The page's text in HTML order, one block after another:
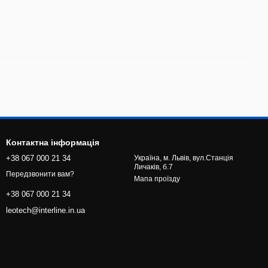
Контактна інформація
+38 067 000 21 34
Передзвонити вам?
+38 067 000 21 34
leotech@interline.in.ua
Україна, м. Львів, вул.Станція
Личаків, б.7
Мапа проїзду